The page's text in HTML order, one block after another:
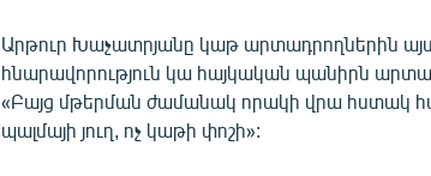
Արթուր Խաչատրյանը կաթ արտադրողներին
հնարավորություն կա հայկական պանիրն
«Բայց մթերման ժամանակ որակի վրա հստակ
պալմայի յուղ, ոչ կաթի փոշի»: